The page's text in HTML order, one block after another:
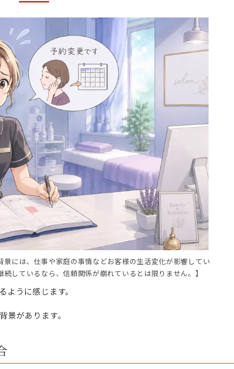
景には、仕事や家庭の事情などお客様の生活変化が影響してい
しているなら、信頼関係が崩れているとは限りません。】
うに感じます。
景があります。